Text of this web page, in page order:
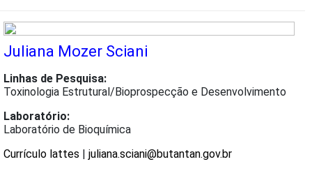
Juliana Mozer Sciani
Linhas de Pesquisa:
Toxinologia Estrutural/Bioprospecção e Desenvolvimento
Laboratório:
Laboratório de Bioquímica
Currículo lattes | juliana.sciani@butantan.gov.br